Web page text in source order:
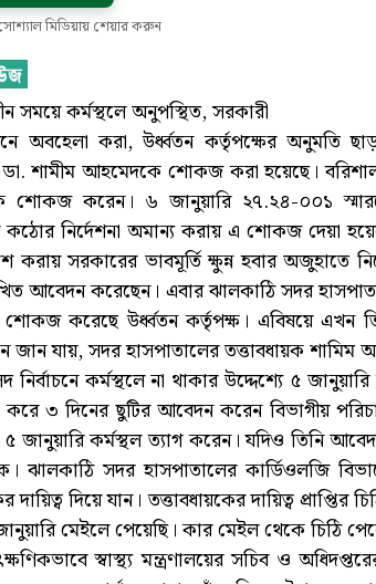
মিডিয়ায় শেয়ার করুন
সময়ে কর্মস্থলে অনুপস্থিত, সরকারী
অবহেলা করা, উর্ধ্বতন কর্তৃপক্ষের অনুমতি
ডা. শামীম আহমেদকে শোকজ করা হয়েছে।
শোকজ করেন। ৬ জানুয়ারি ২৭.২৪-০০১ স্মারকে
নির্দেশনা অমান্য করায় এ শোকজ দেয়া
করায় সরকারের ভাবমূর্তি ক্ষুন্ন হবার অজুহাতে
আবেদন করেছেন। এবার ঝালকাঠি সদর
করেছে উর্ধ্বতন কর্তৃপক্ষ। এবিষয়ে এখন
জান যায়, সদর হাসপাতালের তত্তাবধায়ক
নির্বাচনে কর্মস্থলে না থাকার উদ্দেশ্যে ৫
৩ দিনের ছুটির আবেদন করেন বিভাগীয়
৫ জানুয়ারি কর্মস্থল ত্যাগ করেন। যদিও তিনি
ঝালকাঠি সদর হাসপাতালের কার্ডিওলজি
দায়িত্ব দিয়ে যান। তত্তাবধায়কের দায়িত্ব
মেইলে পেয়েছি। কার মেইল থেকে চিঠি
স্বাস্থ্য মন্ত্রণালয়ের সচিব ও